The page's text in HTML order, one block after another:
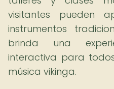
visitantes pueden
instrumentos
brinda una
interactiva para
música vikinga.